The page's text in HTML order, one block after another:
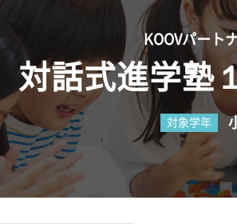
KOOVパート
対話式進学塾
対象学年